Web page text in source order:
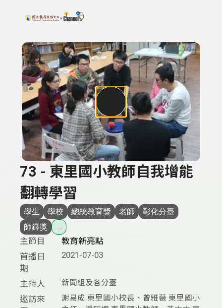
上方功能區塊
搜尋關鍵字：可輸入節目名稱、主持人或關鍵字
73 - 東里國小教師自我增能
翻轉學習
學生 學校 總統教育獎 老師
彰化分臺
師鐸獎
...
主節目
教育新亮點
首播日
期
2021-07-03
主持人 新聞組及各分臺
邀訪來
謝易成 東里國小校長、曾雅薇 東里國小